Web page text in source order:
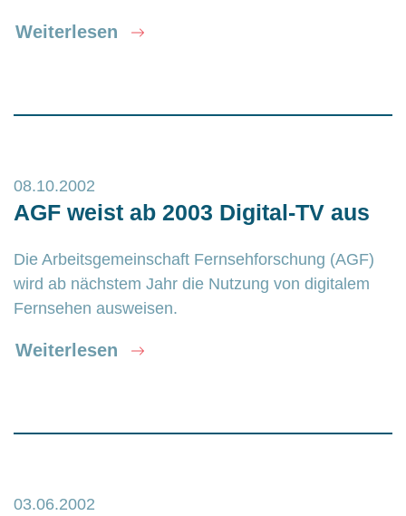
Weiterlesen
08.10.2002
AGF weist ab 2003 Digital-TV aus
Die Arbeitsgemeinschaft Fernsehforschung (AGF)
wird ab nächstem Jahr die Nutzung von digitalem
Fernsehen ausweisen.
Weiterlesen
03.06.2002